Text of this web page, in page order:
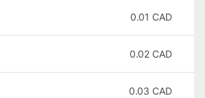
0.01 CAD
0.02 CAD
0.03 CAD